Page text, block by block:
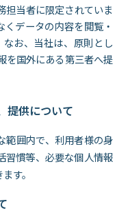
担当者に限定されていま
データの内容を閲覧・
お、当社は、原則とし
を国外にある第三者へ提
提供について
範囲内で、利用者様の身
習慣等、必要な個人情報
す。